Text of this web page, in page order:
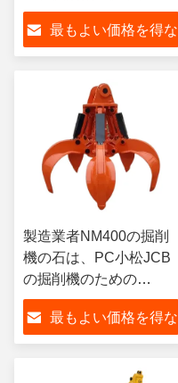
ント油圧グラブ親指バ
ケット PC ボルボ JCB
掘削機用
最もよい価格を得な
製造業者NM400の掘削
機の石は、PC小松JCB
の掘削機のための
Q345Bのグラブのバケ
ツ取り組む
最もよい価格を得な